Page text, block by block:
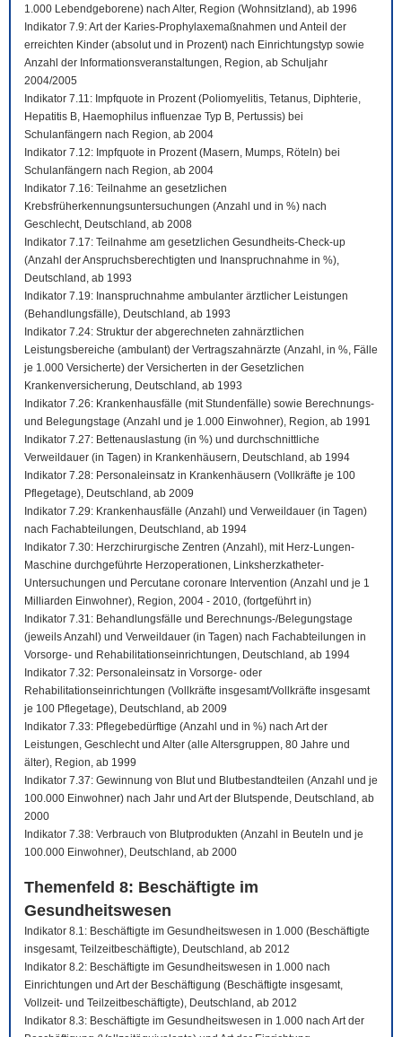
1.000 Lebendgeborene) nach Alter, Region (Wohnsitzland), ab 1996
Indikator 7.9: Art der Karies-Prophylaxemaßnahmen und Anteil der
erreichten Kinder (absolut und in Prozent) nach Einrichtungstyp sowie
Anzahl der Informationsveranstaltungen, Region, ab Schuljahr
2004/2005
Indikator 7.11: Impfquote in Prozent (Poliomyelitis, Tetanus, Diphterie,
Hepatitis B, Haemophilus influenzae Typ B, Pertussis) bei
Schulanfängern nach Region, ab 2004
Indikator 7.12: Impfquote in Prozent (Masern, Mumps, Röteln) bei
Schulanfängern nach Region, ab 2004
Indikator 7.16: Teilnahme an gesetzlichen
Krebsfrüherkennungsuntersuchungen (Anzahl und in %) nach
Geschlecht, Deutschland, ab 2008
Indikator 7.17: Teilnahme am gesetzlichen Gesundheits-Check-up
(Anzahl der Anspruchsberechtigten und Inanspruchnahme in %),
Deutschland, ab 1993
Indikator 7.19: Inanspruchnahme ambulanter ärztlicher Leistungen
(Behandlungsfälle), Deutschland, ab 1993
Indikator 7.24: Struktur der abgerechneten zahnärztlichen
Leistungsbereiche (ambulant) der Vertragszahnärzte (Anzahl, in %, Fälle
je 1.000 Versicherte) der Versicherten in der Gesetzlichen
Krankenversicherung, Deutschland, ab 1993
Indikator 7.26: Krankenhausfälle (mit Stundenfälle) sowie Berechnungs-
und Belegungstage (Anzahl und je 1.000 Einwohner), Region, ab 1991
Indikator 7.27: Bettenauslastung (in %) und durchschnittliche
Verweildauer (in Tagen) in Krankenhäusern, Deutschland, ab 1994
Indikator 7.28: Personaleinsatz in Krankenhäusern (Vollkräfte je 100
Pflegetage), Deutschland, ab 2009
Indikator 7.29: Krankenhausfälle (Anzahl) und Verweildauer (in Tagen)
nach Fachabteilungen, Deutschland, ab 1994
Indikator 7.30: Herzchirurgische Zentren (Anzahl), mit Herz-Lungen-
Maschine durchgeführte Herzoperationen, Linksherzkatheter-
Untersuchungen und Percutane coronare Intervention (Anzahl und je 1
Milliarden Einwohner), Region, 2004 - 2010, (fortgeführt in)
Indikator 7.31: Behandlungsfälle und Berechnungs-/Belegungstage
(jeweils Anzahl) und Verweildauer (in Tagen) nach Fachabteilungen in
Vorsorge- und Rehabilitationseinrichtungen, Deutschland, ab 1994
Indikator 7.32: Personaleinsatz in Vorsorge- oder
Rehabilitationseinrichtungen (Vollkräfte insgesamt/Vollkräfte insgesamt
je 100 Pflegetage), Deutschland, ab 2009
Indikator 7.33: Pflegebedürftige (Anzahl und in %) nach Art der
Leistungen, Geschlecht und Alter (alle Altersgruppen, 80 Jahre und
älter), Region, ab 1999
Indikator 7.37: Gewinnung von Blut und Blutbestandteilen (Anzahl und je
100.000 Einwohner) nach Jahr und Art der Blutspende, Deutschland, ab
2000
Indikator 7.38: Verbrauch von Blutprodukten (Anzahl in Beuteln und je
100.000 Einwohner), Deutschland, ab 2000
Themenfeld 8: Beschäftigte im
Gesundheitswesen
Indikator 8.1: Beschäftigte im Gesundheitswesen in 1.000 (Beschäftigte
insgesamt, Teilzeitbeschäftigte), Deutschland, ab 2012
Indikator 8.2: Beschäftigte im Gesundheitswesen in 1.000 nach
Einrichtungen und Art der Beschäftigung (Beschäftigte insgesamt,
Vollzeit- und Teilzeitbeschäftigte), Deutschland, ab 2012
Indikator 8.3: Beschäftigte im Gesundheitswesen in 1.000 nach Art der